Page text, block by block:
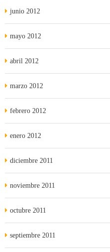
junio 2012
mayo 2012
abril 2012
marzo 2012
febrero 2012
enero 2012
diciembre 2011
noviembre 2011
octubre 2011
septiembre 2011